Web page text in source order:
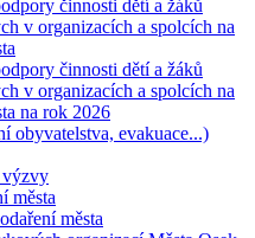
činnosti dětí a žáků
v organizacích a spolcích na
činnosti dětí a žáků
v organizacích a spolcích na
na rok 2026
obyvatelstva, evakuace...)
výzvy
města
města